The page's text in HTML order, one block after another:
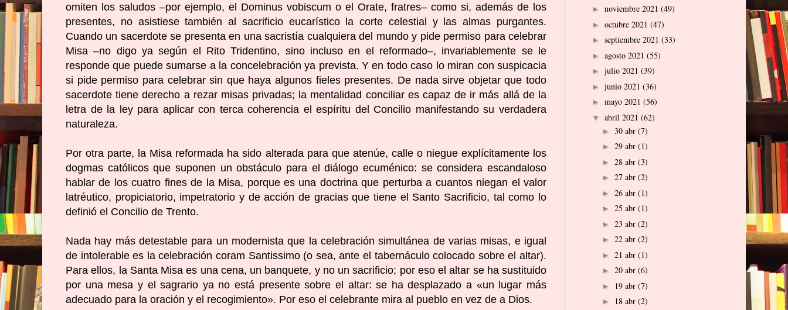
omiten los saludos –por ejemplo, el Dominus vobiscum o el Orate, fratres– como si, además de los
presentes, no asistiese también al sacrificio eucarístico la corte celestial y las almas purgantes.
Cuando un sacerdote se presenta en una sacristía cualquiera del mundo y pide permiso para celebrar
Misa –no digo ya según el Rito Tridentino, sino incluso en el reformado–, invariablemente se le
responde que puede sumarse a la concelebración ya prevista. Y en todo caso lo miran con suspicacia
si pide permiso para celebrar sin que haya algunos fieles presentes. De nada sirve objetar que todo
sacerdote tiene derecho a rezar misas privadas; la mentalidad conciliar es capaz de ir más allá de la
letra de la ley para aplicar con terca coherencia el espíritu del Concilio manifestando su verdadera
naturaleza.
Por otra parte, la Misa reformada ha sido alterada para que atenúe, calle o niegue explícitamente los
dogmas católicos que suponen un obstáculo para el diálogo ecuménico: se considera escandaloso
hablar de los cuatro fines de la Misa, porque es una doctrina que perturba a cuantos niegan el valor
latréutico, propiciatorio, impetratorio y de acción de gracias que tiene el Santo Sacrificio, tal como lo
definió el Concilio de Trento.
Nada hay más detestable para un modernista que la celebración simultánea de varias misas, e igual
de intolerable es la celebración coram Santissimo (o sea, ante el tabernáculo colocado sobre el altar).
Para ellos, la Santa Misa es una cena, un banquete, y no un sacrificio; por eso el altar se ha sustituido
por una mesa y el sagrario ya no está presente sobre el altar: se ha desplazado a «un lugar más
adecuado para la oración y el recogimiento». Por eso el celebrante mira al pueblo en vez de a Dios.
► noviembre 2021 (49)
► octubre 2021 (47)
► septiembre 2021 (33)
► agosto 2021 (55)
► julio 2021 (39)
► junio 2021 (36)
► mayo 2021 (56)
▼ abril 2021 (62)
► 30 abr (7)
► 29 abr (1)
► 28 abr (3)
► 27 abr (2)
► 26 abr (1)
► 25 abr (1)
► 23 abr (2)
► 22 abr (2)
► 21 abr (1)
► 20 abr (6)
► 19 abr (7)
► 18 abr (2)